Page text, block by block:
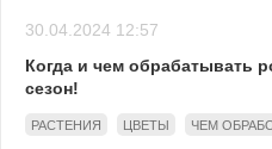
30.04.2024 12:57
Когда и чем обрабатывать
сезон!
РАСТЕНИЯ ЦВЕТЫ ЧЕМ